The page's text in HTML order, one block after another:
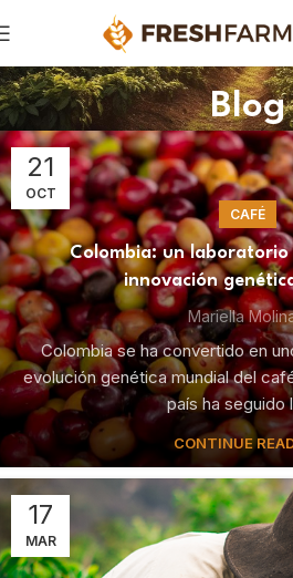
Blog
21
OCT
CAFÉ
Colombia: un
innovación
Mariella
Colombia se ha convertido en
evolución genética mundial del
país ha seguido
CONTINUE
17
MAR